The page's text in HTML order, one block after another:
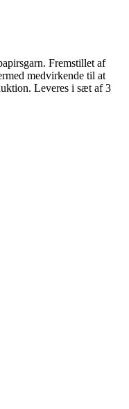
Fremstillet af
medvirkende til at
Leveres i sæt af 3